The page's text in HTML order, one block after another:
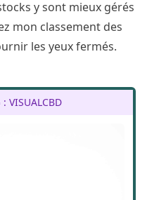
y sont mieux gérés
mon classement des
les yeux fermés.
VISUALCBD